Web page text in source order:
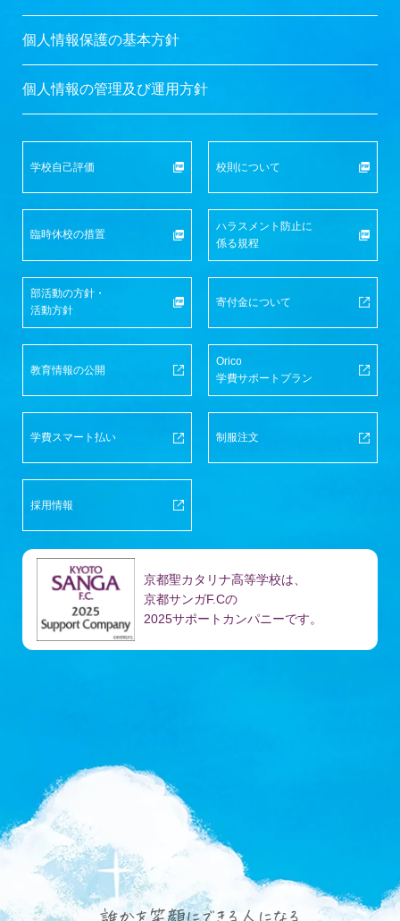
個人情報保護の基本方針
個人情報の管理及び運用方針
学校自己評価 校則について
臨時休校の措置
ハラスメント防止に
係る規程
部活動の方針・
活動方針
寄付金について
教育情報の公開
Orico
学費サポートプラン
学費スマート払い 制服注文
採用情報
京都聖カタリナ高等学校は、
京都サンガF.Cの
2025サポートカンパニーです。